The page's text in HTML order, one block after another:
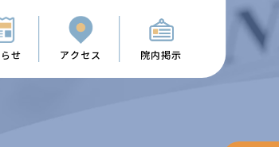
せ アクセス 院内掲示